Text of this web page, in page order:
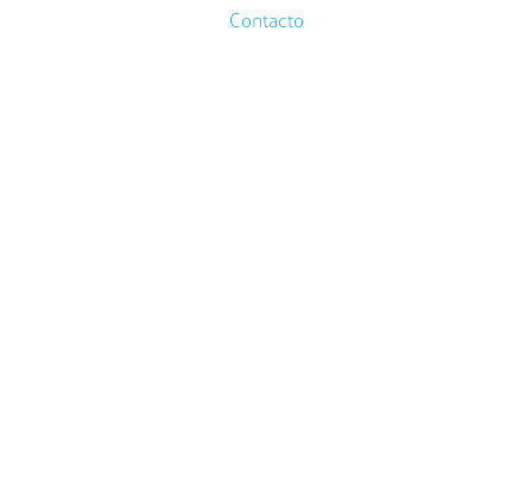
Contacto